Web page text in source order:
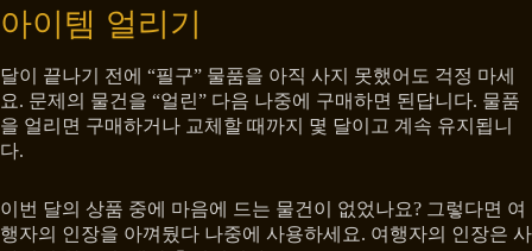
아이템 얼리기
달이 끝나기 전에 “필구” 물품을 아직 사지 못했어도 걱정 마세
요. 문제의 물건을 “얼린” 다음 나중에 구매하면 된답니다. 물품
을 얼리면 구매하거나 교체할 때까지 몇 달이고 계속 유지됩니
다.
이번 달의 상품 중에 마음에 드는 물건이 없었나요? 그렇다면 여
행자의 인장을 아껴뒀다 나중에 사용하세요. 여행자의 인장은 사